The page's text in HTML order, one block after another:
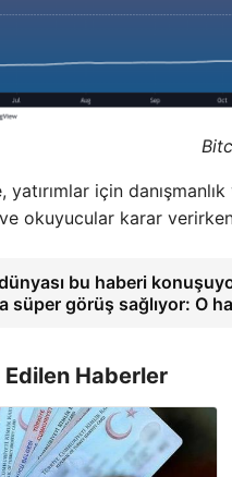
yatırımlar için
okuyucular karar verirken
bu haberi
süper görüş sağlıyor: O
Haberler